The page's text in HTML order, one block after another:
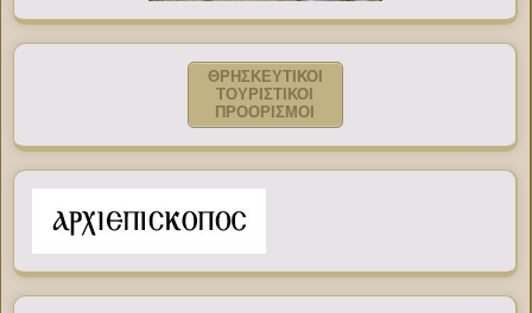
ΘΡΗΣΚΕΥΤΙΚΟΙ
ΤΟΥΡΙΣΤΙΚΟΙ
ΠΡΟΟΡΙΣΜΟΙ